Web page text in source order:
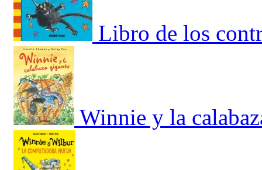
Libro de los
Winnie y la